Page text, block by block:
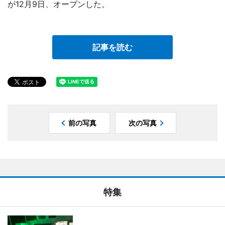
が12月9日、オープンした。
記事を読む
前の写真 次の写真
特集